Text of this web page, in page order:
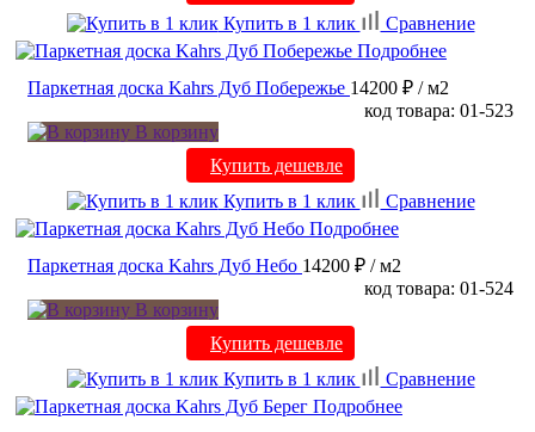
Купить в 1 клик
Сравнение
Подробнее
Паркетная доска Kahrs Дуб Побережье 14200 ₽ / м2
код товара: 01-523
В корзину
Купить дешевле
Купить в 1 клик
Сравнение
Подробнее
Паркетная доска Kahrs Дуб Небо 14200 ₽ / м2
код товара: 01-524
В корзину
Купить дешевле
Купить в 1 клик
Сравнение
Подробнее